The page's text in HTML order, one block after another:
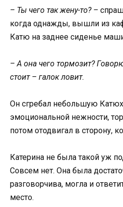
– Ты чего так жену-то? –
когда однажды, вышли из
Катю на заднее сиденье
– А она чего тормозит?
стоит – галок ловит.
Он сгребал небольшую
эмоциональной нежности,
потом отодвигал в сторону,
Катерина не была такой уж
Совсем нет. Она была
разговорчива, могла и
место.